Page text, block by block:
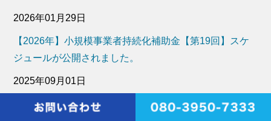
2026年01月29日
【2026年】小規模事業者持続化補助金【第19回】スケ
ジュールが公開されました。
2025年09月01日
【2025年】小規模事業者持続化補助金（第18回）の公